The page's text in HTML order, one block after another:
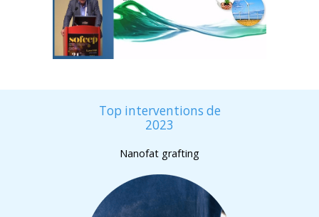
Top interventions de
2023
Nanofat grafting